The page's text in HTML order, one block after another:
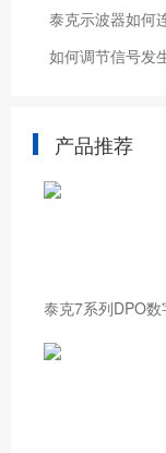
泰克示波器如何
如何调节信号发
产品推荐